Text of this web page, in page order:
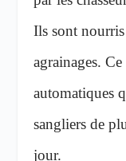
Ils sont
agrainages.
automatiques
sangliers de
jour.